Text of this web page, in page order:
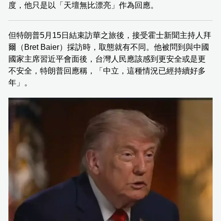
度，他只是以「天壇無比漂亮」作為回應。
但特朗普5月15日結束訪華之旅後，接受霍士新聞主持人拜
爾（Bret Baier）採訪時，取態就有不同。他被問到與中國
國家主席習近平會面後，台灣人民應該感到更安全或是更
不安全，特朗普回應稱，「中立，這種情況已經持續好多
年」。